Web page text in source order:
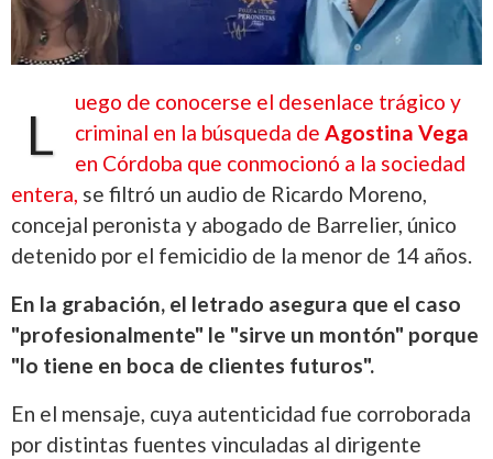
L
uego de conocerse el desenlace trágico y
criminal en la búsqueda de Agostina Vega
en Córdoba que conmocionó a la sociedad
entera, se filtró un audio de Ricardo Moreno,
concejal peronista y abogado de Barrelier, único
detenido por el femicidio de la menor de 14 años.
En la grabación, el letrado asegura que el caso
"profesionalmente" le "sirve un montón" porque
"lo tiene en boca de clientes futuros".
En el mensaje, cuya autenticidad fue corroborada
por distintas fuentes vinculadas al dirigente